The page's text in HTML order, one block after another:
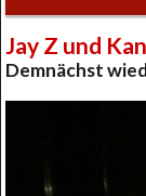
Jay Z und
Demnächst